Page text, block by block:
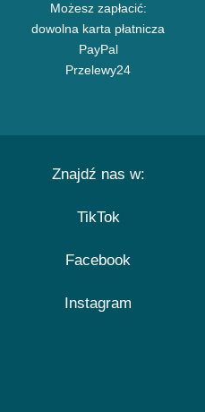
Możesz zapłacić:
dowolna karta płatnicza
PayPal
Przelewy24
Znajdź nas w:
TikTok
Facebook
Instagram